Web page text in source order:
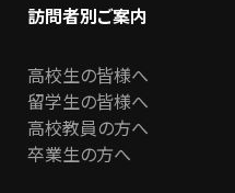
訪問者別ご案内
高校生の皆様へ
留学生の皆様へ
高校教員の方へ
卒業生の方へ